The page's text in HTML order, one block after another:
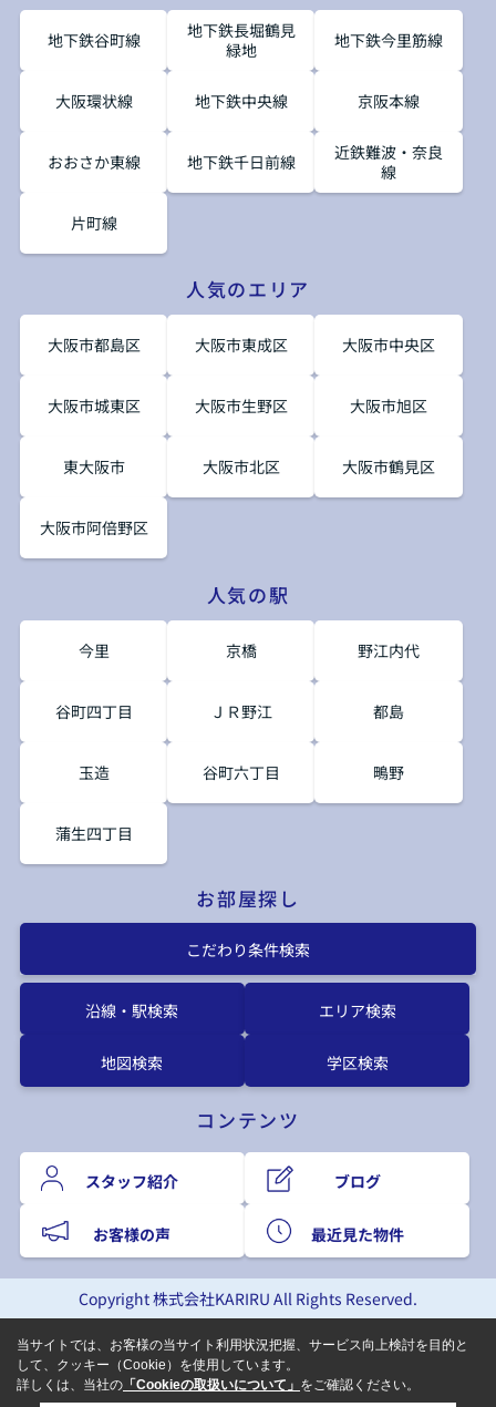
地下鉄谷町線
地下鉄長堀鶴見
緑地
地下鉄今里筋線
大阪環状線 地下鉄中央線 京阪本線
おおさか東線 地下鉄千日前線
近鉄難波・奈良
線
片町線
人気のエリア
大阪市都島区 大阪市東成区 大阪市中央区
大阪市城東区 大阪市生野区 大阪市旭区
東大阪市 大阪市北区 大阪市鶴見区
大阪市阿倍野区
人気の駅
今里 京橋 野江内代
谷町四丁目 ＪＲ野江 都島
玉造 谷町六丁目 鴫野
蒲生四丁目
お部屋探し
こだわり条件検索
沿線・駅検索 エリア検索
地図検索 学区検索
コンテンツ
スタッフ紹介 ブログ
お客様の声 最近見た物件
Copyright 株式会社KARIRU All Rights Reserved.
当サイトでは、お客様の当サイト利用状況把握、サービス向上検討を目的と
して、クッキー（Cookie）を使用しています。
詳しくは、当社の 「Cookieの取扱いについて」 をご確認ください。